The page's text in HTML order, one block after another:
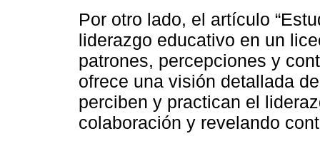
Por otro lado, el artículo
liderazgo educativo en un
patrones, percepciones y
ofrece una visión detallada
perciben y practican el
colaboración y revelando